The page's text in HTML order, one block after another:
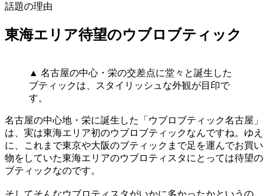
話題の理由
東海エリア待望のウブロブティック
▲ 名古屋の中心・栄の交差点に堂々と誕生した
ブティックは、スタイリッシュな外観が目印で
す。
名古屋の中心地・栄に誕生した「ウブロブティック名古屋」
は、実は東海エリア初のウブロブティックなんですね。ゆえ
に、これまで東京や大阪のブティックまで足を運んでお買い
物をしていた東海エリアのウブロティスタにとっては待望の
ブティックなのです。
そしてそんなウブロティスタがいかに多かったかというの